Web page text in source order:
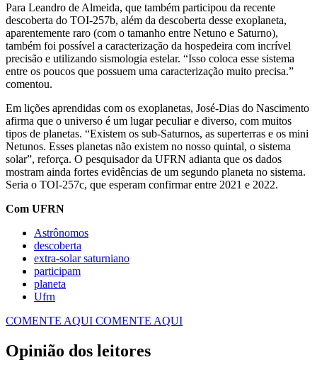
Para Leandro de Almeida, que também participou da recente
descoberta do TOI-257b, além da descoberta desse exoplaneta,
aparentemente raro (com o tamanho entre Netuno e Saturno),
também foi possível a caracterização da hospedeira com incrível
precisão e utilizando sismologia estelar. “Isso coloca esse sistema
entre os poucos que possuem uma caracterização muito precisa.”
comentou.
Em lições aprendidas com os exoplanetas, José-Dias do Nascimento
afirma que o universo é um lugar peculiar e diverso, com muitos
tipos de planetas. “Existem os sub-Saturnos, as superterras e os mini
Netunos. Esses planetas não existem no nosso quintal, o sistema
solar”, reforça. O pesquisador da UFRN adianta que os dados
mostram ainda fortes evidências de um segundo planeta no sistema.
Seria o TOI-257c, que esperam confirmar entre 2021 e 2022.
Com UFRN
Astrônomos
descoberta
extra-solar saturniano
participam
planeta
Ufrn
COMENTE AQUI COMENTE AQUI
Opinião dos leitores